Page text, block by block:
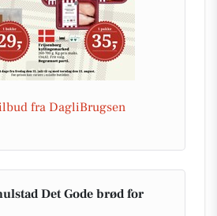
fra DagliBrugsen
Det Gode brød for